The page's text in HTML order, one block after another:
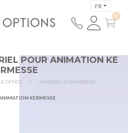
FR
POUR ANIMATION KE
RMESSE
OFFICE MATÉRIEL D'ANIMATION
KERMESSE